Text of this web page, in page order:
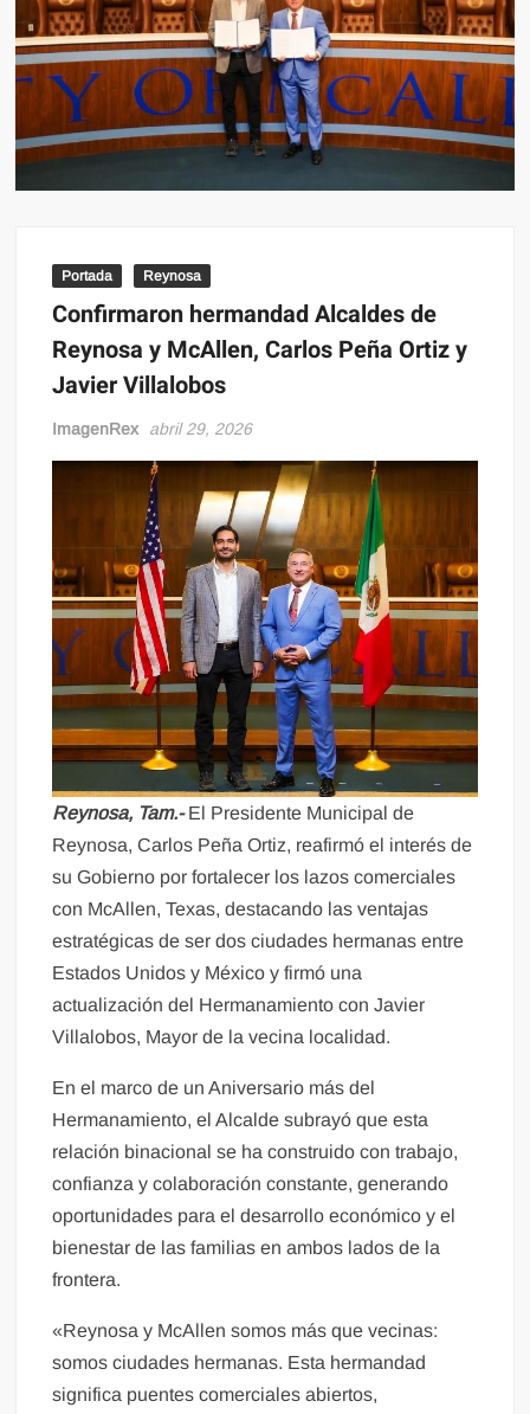
Portada Reynosa
Confirmaron hermandad Alcaldes de
Reynosa y McAllen, Carlos Peña Ortiz y
Javier Villalobos
ImagenRex abril 29, 2026
Reynosa, Tam.-El Presidente Municipal de
Reynosa, Carlos Peña Ortiz, reafirmó el interés de
su Gobierno por fortalecer los lazos comerciales
con McAllen, Texas, destacando las ventajas
estratégicas de ser dos ciudades hermanas entre
Estados Unidos y México y firmó una
actualización del Hermanamiento con Javier
Villalobos, Mayor de la vecina localidad.
En el marco de un Aniversario más del
Hermanamiento, el Alcalde subrayó que esta
relación binacional se ha construido con trabajo,
confianza y colaboración constante, generando
oportunidades para el desarrollo económico y el
bienestar de las familias en ambos lados de la
frontera.
«Reynosa y McAllen somos más que vecinas:
somos ciudades hermanas. Esta hermandad
significa puentes comerciales abiertos,